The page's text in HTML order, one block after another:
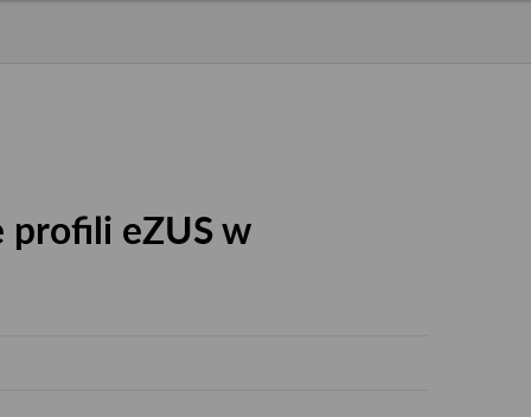
profili eZUS w